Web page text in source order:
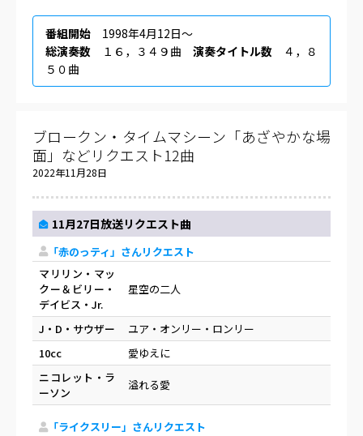
番組開始 1998年4月12日〜
総演奏数 １６，３４９曲 演奏タイトル数 ４，８
５０曲
ブロークン・タイムマシーン「あざやかな場
面」などリクエスト12曲
2022年11月28日
11月27日放送リクエスト曲
「赤のっティ」さんリクエスト
マリリン・マッ
クー＆ビリー・
デイビス・Jr.
星空の二人
J・D・サウザー
ユア・オンリー・ロンリー
10cc
愛ゆえに
ニコレット・ラ
ーソン
溢れる愛
「ライクスリー」さんリクエスト